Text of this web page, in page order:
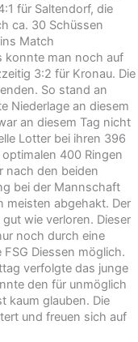
für Saltendorf, die
ca. 30 Schüssen
Match
konnte man noch auf
3:2 für Kronau. Die
So stand an
Niederlage an diesem
an diesem Tag nicht
Lotter bei ihren 396
400 Ringen
nach den beiden
bei der Mannschaft
meisten abgehakt. Der
wie verloren. Dieser
noch durch eine
Diessen möglich.
verfolgte das junge
den für unmöglich
kaum glauben. Die
und freuen sich auf